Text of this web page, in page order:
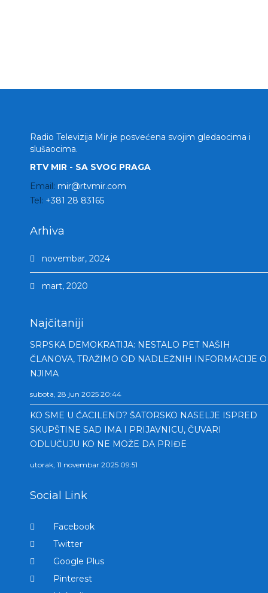
Radio Televizija Mir je posvećena svojim gledaocima i
slušaocima.
RTV MIR - SA SVOG PRAGA
Email: mir@rtvmir.com
Tel: +381 28 83165
Arhiva
novembar, 2024
mart, 2020
Najčitaniji
SRPSKA DEMOKRATIJA: NESTALO PET NAŠIH
ČLANOVA, TRAŽIMO OD NADLEŽNIH INFORMACIJE O
NJIMA
subota, 28 jun 2025 20:44
KO SME U ĆACILEND? ŠATORSKO NASELJE ISPRED
SKUPŠTINE SAD IMA I PRIJAVNICU, ČUVARI
ODLUČUJU KO NE MOŽE DA PRIĐE
utorak, 11 novembar 2025 09:51
Social Link
Facebook
Twitter
Google Plus
Pinterest